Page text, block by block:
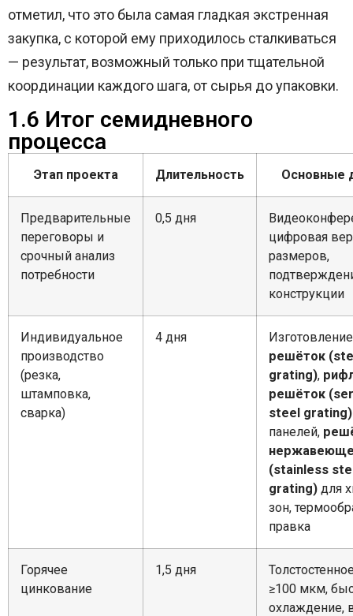
отметил, что это была самая гладкая экстренная
закупка, с которой ему приходилось сталкиваться
— результат, возможный только при тщательной
координации каждого шага, от сырья до упаковки.
1.6 Итог семидневного
процесса
Этап проекта Длительность Основные
Предварительные
переговоры и
срочный анализ
потребности
0,5 дня
цифровая
размеров,
конструкции
Индивидуальное
производство
(резка,
штамповка,
сварка)
4 дня
решёток
grating),
решёток
steel grating)
панелей,
(stainless
grating) для
зон,
правка
Горячее
цинкование
1,5 дня
≥100 мкм,
охлаждение,